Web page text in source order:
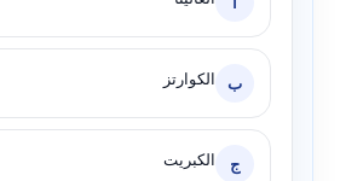
ب الكوارتز
ج الكبريت